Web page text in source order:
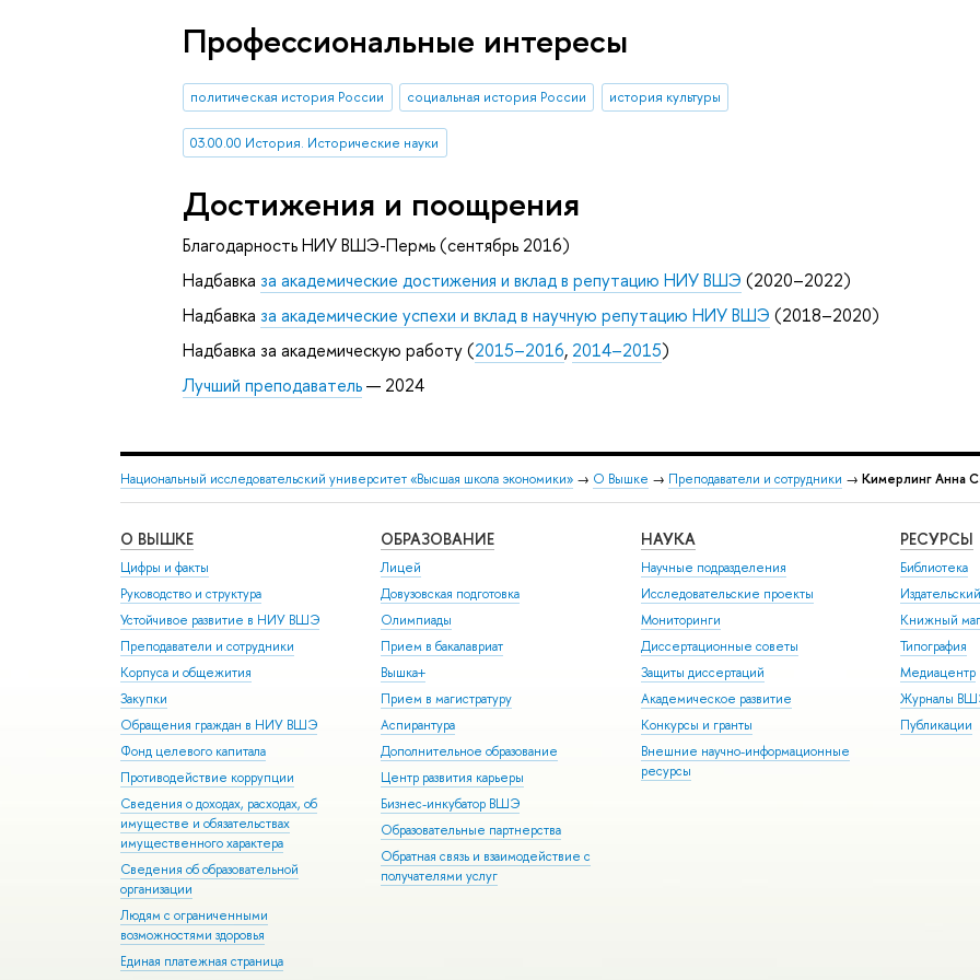
Профессиональные интересы
политическая история России социальная история России история культуры
03.00.00 История. Исторические науки
Достижения и поощрения
Благодарность НИУ ВШЭ-Пермь (сентябрь 2016)
Надбавка за академические достижения и вклад в репутацию НИУ ВШЭ (2020–2022)
Надбавка за академические успехи и вклад в научную репутацию НИУ ВШЭ (2018–2020)
Надбавка за академическую работу (2015–2016, 2014–2015)
Лучший преподаватель— 2024
Национальный исследовательский университет «Высшая школа экономики» → О Вышке → Преподаватели и сотрудники → Кимерлинг Анна
О ВЫШКЕ
Цифры и факты
Руководство и структура
Устойчивое развитие в НИУ ВШЭ
Преподаватели и сотрудники
Корпуса и общежития
Закупки
Обращения граждан в НИУ ВШЭ
Фонд целевого капитала
Противодействие коррупции
Сведения о доходах, расходах, об
имуществе и обязательствах
имущественного характера
Сведения об образовательной
организации
Людям с ограниченными
возможностями здоровья
Единая платежная страница
ОБРАЗОВАНИЕ
Лицей
Довузовская подготовка
Олимпиады
Прием в бакалавриат
Вышка+
Прием в магистратуру
Аспирантура
Дополнительное образование
Центр развития карьеры
Бизнес-инкубатор ВШЭ
Образовательные партнерства
Обратная связь и взаимодействие с
получателями услуг
НАУКА
Научные подразделения
Исследовательские проекты
Мониторинги
Диссертационные советы
Защиты диссертаций
Академическое развитие
Конкурсы и гранты
Внешние научно-информационные
ресурсы
РЕСУРСЫ
Библиотека
Книжный
Типография
Медиацентр
Журналы
Публикации